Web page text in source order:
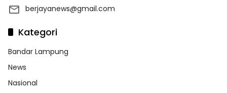
berjayanews@gmail.com
Kategori
Bandar Lampung
News
Nasional